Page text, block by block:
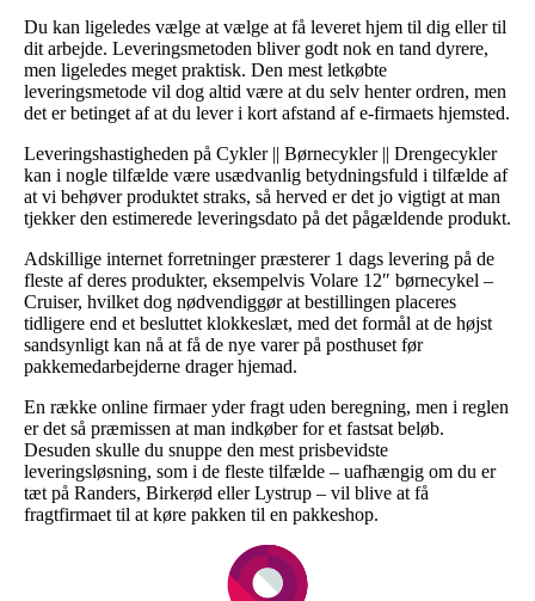
Du kan ligeledes vælge at vælge at få leveret hjem til dig eller til
dit arbejde. Leveringsmetoden bliver godt nok en tand dyrere,
men ligeledes meget praktisk. Den mest letkøbte
leveringsmetode vil dog altid være at du selv henter ordren, men
det er betinget af at du lever i kort afstand af e-firmaets hjemsted.
Leveringshastigheden på Cykler || Børnecykler || Drengecykler
kan i nogle tilfælde være usædvanlig betydningsfuld i tilfælde af
at vi behøver produktet straks, så herved er det jo vigtigt at man
tjekker den estimerede leveringsdato på det pågældende produkt.
Adskillige internet forretninger præsterer 1 dags levering på de
fleste af deres produkter, eksempelvis Volare 12″ børnecykel –
Cruiser, hvilket dog nødvendiggør at bestillingen placeres
tidligere end et besluttet klokkeslæt, med det formål at de højst
sandsynligt kan nå at få de nye varer på posthuset før
pakkemedarbejderne drager hjemad.
En række online firmaer yder fragt uden beregning, men i reglen
er det så præmissen at man indkøber for et fastsat beløb.
Desuden skulle du snuppe den mest prisbevidste
leveringsløsning, som i de fleste tilfælde – uafhængig om du er
tæt på Randers, Birkerød eller Lystrup – vil blive at få
fragtfirmaet til at køre pakken til en pakkeshop.